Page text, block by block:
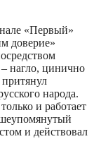
«Первый»
доверие»
нагло, цинично
притянул
народа.
и работает
и действовал